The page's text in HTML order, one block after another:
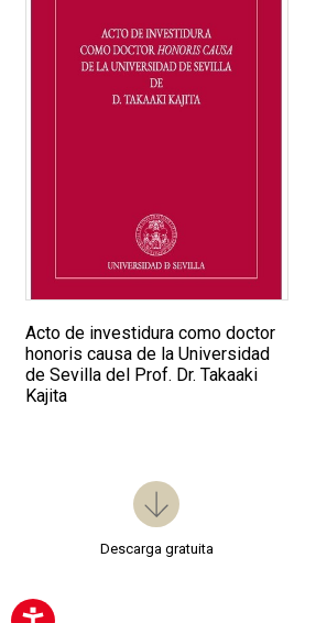
Acto de investidura como doctor
honoris causa de la Universidad
de Sevilla del Prof. Dr. Takaaki
Kajita
Descarga gratuita